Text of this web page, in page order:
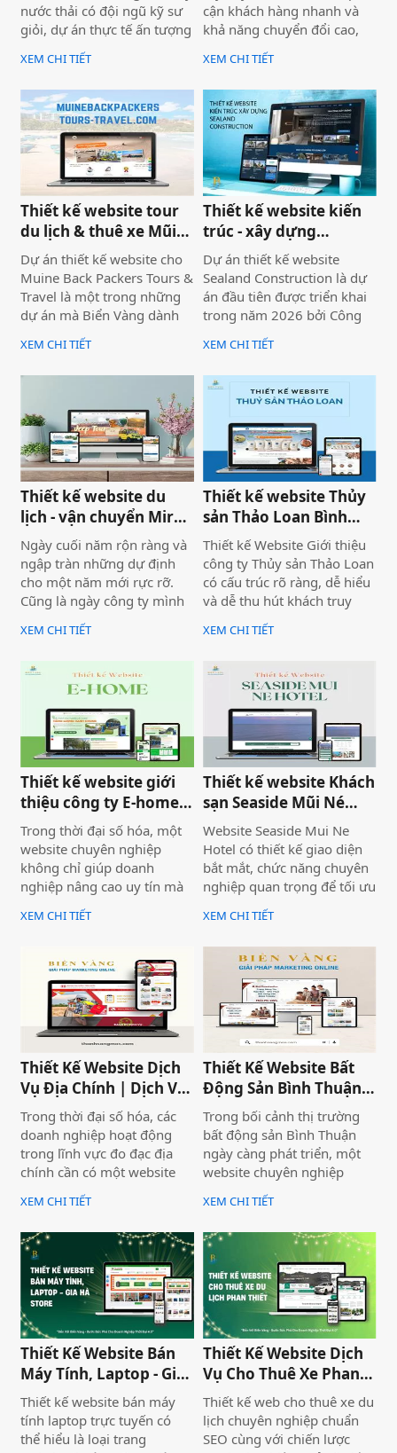
nước thải có đội ngũ kỹ sư
giỏi, dự án thực tế ấn tượng
— nhưng website lại sơ sài,
tải chậm, không có trên
B2B bị đối thủ có website
chuyên nghiệp hơn giành
mất, dù năng lực kỹ thuật
của bạn hoàn toàn vượt
XEM CHI TIẾT
cận khách hàng nhanh và
khả năng chuyển đổi cao,
dự án không chỉ được xây
dựng như một website giới
định hướng trở thành một
công cụ hỗ trợ bán hàng
thực tế.
XEM CHI TIẾT
Thiết kế website tour
du lịch & thuê xe Mũi
Né
Dự án thiết kế website cho
Muine Back Packers Tours &
Travel là một trong những
dự án mà Biển Vàng dành
rất nhiều tâm huyết để triển
khai trọn vẹn cả về giao
dùng và hiệu quả vận hành
XEM CHI TIẾT
Thiết kế website kiến
trúc - xây dựng
Sealand Construction
Dự án thiết kế website
Sealand Construction là dự
án đầu tiên được triển khai
trong năm 2026 bởi Công
ty Thiết kế Website Biển
Vàng, mang ý nghĩa mở đầu
với định hướng chuyên
nghiệp, bài bản và bền
vững.
XEM CHI TIẾT
Thiết kế website du
lịch - vận chuyển Mira
tour Mũi Né
Ngày cuối năm rộn ràng và
ngập tràn những dự định
cho một năm mới rực rỡ.
Cũng là ngày công ty mình
bàn giao dự án thiết kế
website Mira Tour Mũi Né –
du lịch và thuê xe
XEM CHI TIẾT
Thiết kế website Thủy
sản Thảo Loan Bình
Thuận, Lâm Đồng
Thiết kế Website Giới thiệu
công ty Thủy sản Thảo Loan
có cấu trúc rõ ràng, dễ hiểu
và dễ thu hút khách truy
cập vào website giúp truyền
tải thông tin hiệu quả. Với
màu xanh dương và đỏ làm
nổi bật lên những nội dung
chính của website.
XEM CHI TIẾT
Thiết kế website giới
thiệu công ty E-home
Bình Thuận
Trong thời đại số hóa, một
website chuyên nghiệp
không chỉ giúp doanh
nghiệp nâng cao uy tín mà
còn là công cụ tiếp cận
khách hàng hiệu quả. Dịch
thiệu công ty mang đến giải
pháp tối ưu, giúp doanh
nghiệp thể hiện thương
hiệu một cách ấn tượng và
chuyên nghiệp trên môi
XEM CHI TIẾT
Thiết kế website Khách
sạn Seaside Mũi Né
chuyên nghiệp
Website Seaside Mui Ne
Hotel có thiết kế giao diện
bắt mắt, chức năng chuyên
nghiệp quan trọng để tối ưu
trải nghiệm người dùng và
hỗ trợ hoạt động kinh
website chuyên nghiệp
không chỉ giúp bạn tiếp cận
nhiều khách hàng hơn mà
còn nâng cao uy tín thương
hiệu, tạo lợi thế cạnh tranh
trên thị trường.
XEM CHI TIẾT
Thiết Kế Website Dịch
Vụ Địa Chính | Dịch Vụ
Địa Chính Toàn Quốc
Trong thời đại số hóa, các
doanh nghiệp hoạt động
trong lĩnh vực đo đạc địa
chính cần có một website
chuyên nghiệp để nâng cao
uy tín và thu hút khách
Vàng cung cấp giải pháp
thiết kế website đo đạc địa
chính với giao diện hiện đại,
chuẩn SEO và đầy đủ chức
năng phục vụ doanh
nghiệp.
XEM CHI TIẾT
Thiết Kế Website Bất
Động Sản Bình Thuận
Land
Trong bối cảnh thị trường
bất động sản Bình Thuận
ngày càng phát triển, một
website chuyên nghiệp
không chỉ giúp doanh
nghiệp nâng cao thương
hàng tiềm năng. Thiết Kế
Website Biển Vàng mang
đến giải pháp tối ưu cho
Bình Thuận Land, giúp
doanh nghiệp tiếp cận
khách hàng nhanh chóng,
chuyên nghiệp và hiệu quả.
XEM CHI TIẾT
Thiết Kế Website Bán
Máy Tính, Laptop - Gia
Hà Store
Thiết kế website bán máy
tính laptop trực tuyến có
thể hiểu là loại trang
Thiết Kế Website Dịch
Vụ Cho Thuê Xe Phan
Thiết
Thiết kế web cho thuê xe du
lịch chuyên nghiệp chuẩn
SEO cùng với chiến lược